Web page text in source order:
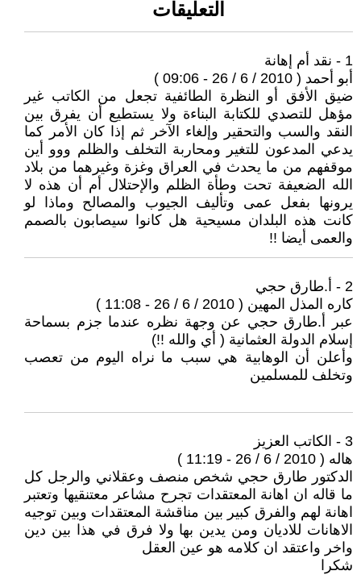
التعليقات
1 - نقد أم إهانة
أبو أحمد ( 2010 / 6 / 26 - 09:06 )
ضيق الأفق أو النظرة الطائفية تجعل من الكاتب غير
مؤهل للتصدي للكتابة البناءة ولا يستطيع أن يفرق بين
النقد والسب والتحقير وإلغاء الآخر ثم إذا كان الأمر كما
يدعي المدعون للتغير ومحاربة التخلف والظلم ووو أين
موقفهم من ما يحدث في العراق وغزة وغيرهما من بلاد
الله الضعيفة تحت وطأة الظلم والإحتلال أم أن هذه لا
يرونها بفعل عمى وتأليف الجيوب والمصالح وماذا لو
كانت هذه البلدان مسيحية هل كانوا سيصابون بالصمم
والعمى أيضا !!
2 - أ.طارق حجي
كاره المذل المهين ( 2010 / 6 / 26 - 11:08 )
عبر أ.طارق حجي عن وجهة نظره عندما جزم بسماحة
إسلام الدولة العثمانية ( أي والله !!)
وأعلن أن الوهابية هي سبب ما نراه اليوم من تعصب
وتخلف للمسلمين
3 - الكاتب العزيز
هاله ( 2010 / 6 / 26 - 11:19 )
الدكتور طارق حجي شخص منصف وعقلاني والرجل كل
ما قاله ان اهانة المعتقدات تجرح مشاعر معتنقيها وتعتبر
اهانة لهم والفرق كبير بين مناقشة المعتقدات وبين توجيه
الاهانات للاديان ومن يدين بها ولا فرق في هذا بين دين
واخر واعتقد ان كلامه هو عين العقل
شكرا